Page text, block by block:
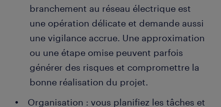
branchement au réseau électrique est
une opération délicate et demande aussi
une vigilance accrue. Une approximation
ou une étape omise peuvent parfois
générer des risques et compromettre la
bonne réalisation du projet.
Organisation : vous planifiez les tâches et